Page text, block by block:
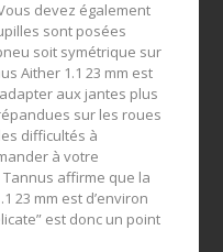
devez également
sont posées
soit symétrique sur
Aither 1.1 23 mm est
aux jantes plus
sur les roues
difficultés à
à votre
affirme que la
23 mm est d’environ
est donc un point